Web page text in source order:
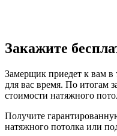
Закажите
Замерщик приедет к вам в
для вас время. По итогам
стоимости натяжного
Получите
натяжного потолка или